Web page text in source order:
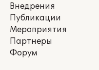
Внедрения
Публикации
Мероприятия
Партнеры
Форум